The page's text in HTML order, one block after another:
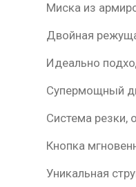
Миска из
Двойная
Идеально
Супермощный
Система резки,
Кнопка
Уникальная